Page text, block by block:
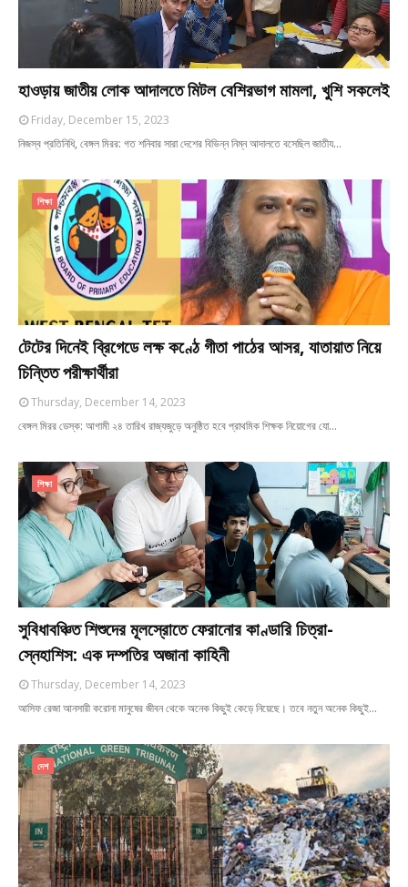
হাওড়ায় জাতীয় লোক আদালতে মিটল বেশিরভাগ মামলা, খুশি সকলেই
Friday, December 15, 2023
নিজস্ব প্রতিনিধি, বেঙ্গল মিরর: গত শনিবার সারা দেশের বিভিন্ন নিম্ন আদালতে বসেছিল জাতীয…
শিক্ষা
টেটের দিনেই ব্রিগেডে লক্ষ কণ্ঠে গীতা পাঠের আসর, যাতায়াত নিয়ে
চিন্তিত পরীক্ষার্থীরা
Thursday, December 14, 2023
বেঙ্গল মিরর ডেস্ক: আগামী ২৪ তারিখ রাজ্যজুড়ে অনুষ্ঠিত হবে প্রাথমিক শিক্ষক নিয়োগের যো…
শিক্ষা
সুবিধাবঞ্চিত শিশুদের মূলস্রোতে ফেরানোর কাণ্ডারি চিত্রা-
স্নেহাশিস: এক দম্পতির অজানা কাহিনী
Thursday, December 14, 2023
আসিফ রেজা আনসারী করোনা মানুষের জীবন থেকে অনেক কিছুই কেড়ে নিয়েছে। তবে নতুন অনেক কিছুই…
দেশ